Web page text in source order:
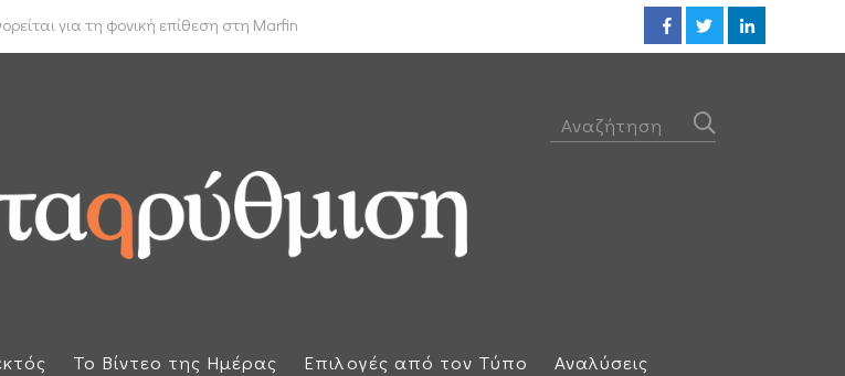
για τη φονική επίθεση στη Marfin
θέλουν να διασχίσουν τα Στενά του Ορμούζ Ηλεκτρική διασύνδεση
Το Βίντεο της Ημέρας Επιλογές από τον Τύπο
Αναλύσεις